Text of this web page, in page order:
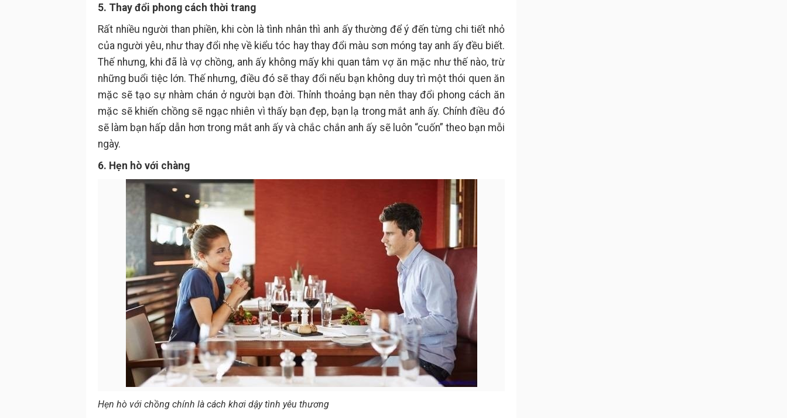
5. Thay đổi phong cách thời trang
Rất nhiều người than phiền, khi còn là tình nhân thì anh ấy thường để ý đến từng chi tiết nhỏ
của người yêu, như thay đổi nhẹ về kiểu tóc hay thay đổi màu sơn móng tay anh ấy đều biết.
Thế nhưng, khi đã là vợ chồng, anh ấy không mấy khi quan tâm vợ ăn mặc như thế nào, trừ
những buổi tiệc lớn. Thế nhưng, điều đó sẽ thay đổi nếu bạn không duy trì một thói quen ăn
mặc sẽ tạo sự nhàm chán ở người bạn đời. Thỉnh thoảng bạn nên thay đổi phong cách ăn
mặc sẽ khiến chồng sẽ ngạc nhiên vì thấy bạn đẹp, bạn lạ trong mắt anh ấy. Chính điều đó
sẽ làm bạn hấp dẫn hơn trong mắt anh ấy và chắc chắn anh ấy sẽ luôn “cuốn” theo bạn mỗi
ngày.
6. Hẹn hò với chàng
Hẹn hò với chồng chính là cách khơi dậy tình yêu thương